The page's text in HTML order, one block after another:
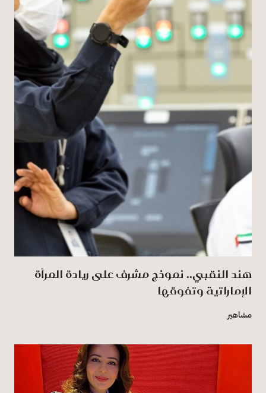
هند النقبي.. نموذج مشرف على ريادة المرأة
الإماراتية وتفوقها
مشاهير